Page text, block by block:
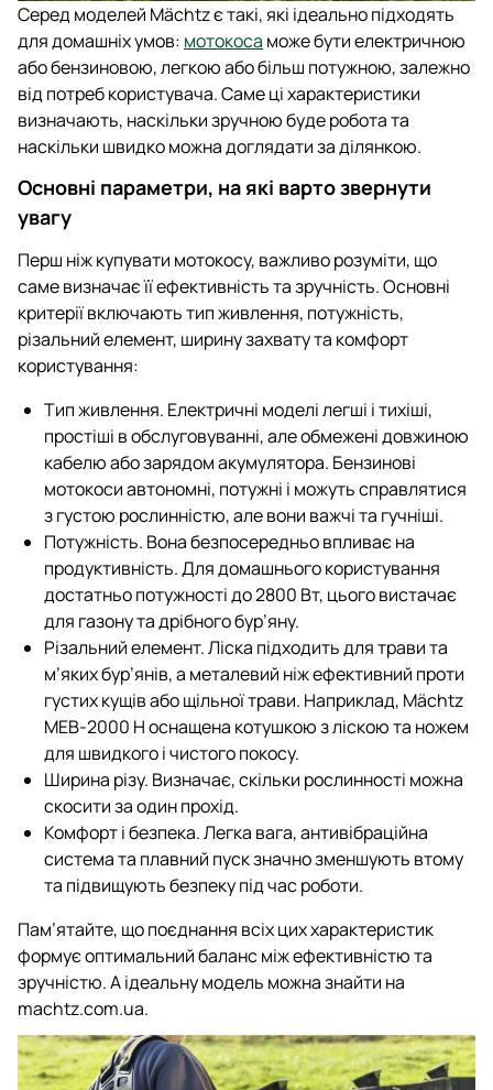
Серед моделей Mächtz є такі, які ідеально підходять
для домашніх умов: мотокоса може бути електричною
або бензиновою, легкою або більш потужною, залежно
від потреб користувача. Саме ці характеристики
визначають, наскільки зручною буде робота та
наскільки швидко можна доглядати за ділянкою.
Основні параметри, на які варто звернути
увагу
Перш ніж купувати мотокосу, важливо розуміти, що
саме визначає її ефективність та зручність. Основні
критерії включають тип живлення, потужність,
різальний елемент, ширину захвату та комфорт
користування:
Тип живлення. Електричні моделі легші і тихіші,
простіші в обслуговуванні, але обмежені довжиною
кабелю або зарядом акумулятора. Бензинові
мотокоси автономні, потужні і можуть справлятися
з густою рослинністю, але вони важчі та гучніші.
Потужність. Вона безпосередньо впливає на
продуктивність. Для домашнього користування
достатньо потужності до 2800 Вт, цього вистачає
для газону та дрібного бур’яну.
Різальний елемент. Ліска підходить для трави та
м’яких бур’янів, а металевий ніж ефективний проти
густих кущів або щільної трави. Наприклад, Mächtz
MEB-2000 H оснащена котушкою з ліскою та ножем
для швидкого і чистого покосу.
Ширина різу. Визначає, скільки рослинності можна
скосити за один прохід.
Комфорт і безпека. Легка вага, антивібраційна
система та плавний пуск значно зменшують втому
та підвищують безпеку під час роботи.
Пам’ятайте, що поєднання всіх цих характеристик
формує оптимальний баланс між ефективністю та
зручністю. А ідеальну модель можна знайти на
machtz.com.ua.